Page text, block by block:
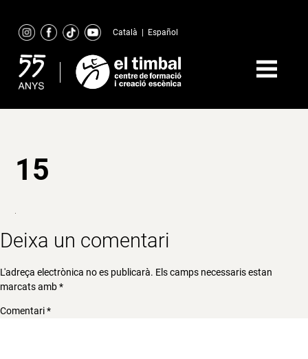
content
Català Español
15
Deixa un comentari
L'adreça electrònica no es publicarà. Els camps necessaris estan
marcats amb*
Comentari*